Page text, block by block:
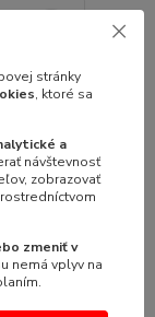
stránky
, ktoré sa
a
návštevnosť
zobrazovať
zmeniť v
nemá vplyv na